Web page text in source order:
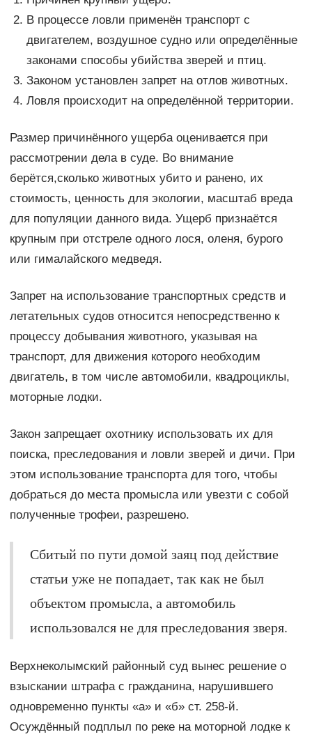
В процессе ловли применён транспорт с
двигателем, воздушное судно или определённые
законами способы убийства зверей и птиц.
Законом установлен запрет на отлов животных.
Ловля происходит на определённой территории.
Размер причинённого ущерба оценивается при
рассмотрении дела в суде. Во внимание
берётся,сколько животных убито и ранено, их
стоимость, ценность для экологии, масштаб вреда
для популяции данного вида. Ущерб признаётся
крупным при отстреле одного лося, оленя, бурого
или гималайского медведя.
Запрет на использование транспортных средств и
летательных судов относится непосредственно к
процессу добывания животного, указывая на
транспорт, для движения которого необходим
двигатель, в том числе автомобили, квадроциклы,
моторные лодки.
Закон запрещает охотнику использовать их для
поиска, преследования и ловли зверей и дичи. При
этом использование транспорта для того, чтобы
добраться до места промысла или увезти с собой
полученные трофеи, разрешено.
Сбитый по пути домой заяц под действие
статьи уже не попадает, так как не был
объектом промысла, а автомобиль
использовался не для преследования зверя.
Верхнеколымский районный суд вынес решение о
взыскании штрафа с гражданина, нарушившего
одновременно пункты «а» и «б» ст. 258-й.
Осуждённый подплыл по реке на моторной лодке к